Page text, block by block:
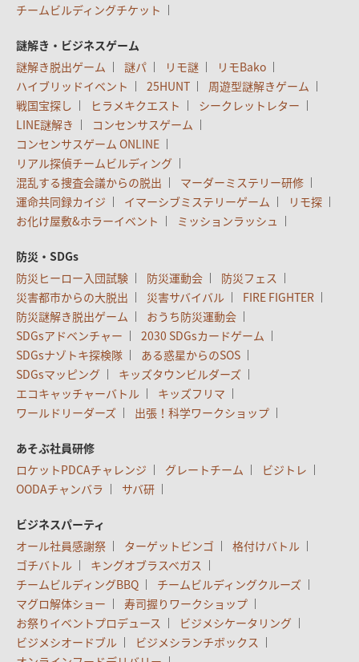
チームビルディングチケット
謎解き・ビジネスゲーム
謎解き脱出ゲーム
謎パ リモ謎
リモBako
ハイブリッドイベント
25HUNT
周遊型謎解きゲーム
戦国宝探し
ヒラメキクエスト
シークレットレター
LINE謎解き
コンセンサスゲーム
コンセンサスゲーム ONLINE
リアル探偵チームビルディング
混乱する捜査会議からの脱出
マーダーミステリー研修
運命共同録カイジ
イマーシブミステリーゲーム
リモ探
お化け屋敷&ホラーイベント
ミッションラッシュ
防災・SDGs
防災ヒーロー入団試験
防災運動会
防災フェス
災害都市からの大脱出
災害サバイバル
FIRE FIGHTER
防災謎解き脱出ゲーム
おうち防災運動会
SDGsアドベンチャー
2030 SDGsカードゲーム
SDGsナゾトキ探検隊
ある惑星からのSOS
SDGsマッピング
キッズタウンビルダーズ
エコキャッチャーバトル
キッズフリマ
ワールドリーダーズ
出張！科学ワークショップ
あそぶ社員研修
ロケットPDCAチャレンジ
グレートチーム
ビジトレ
OODAチャンバラ
サバ研
ビジネスパーティ
オール社員感謝祭
ターゲットビンゴ
格付けバトル
ゴチバトル
キングオブラスベガス
チームビルディングBBQ
チームビルディングクルーズ
マグロ解体ショー
寿司握りワークショップ
お祭りイベントプロデュース
ビジメシケータリング
ビジメシオードブル
ビジメシランチボックス